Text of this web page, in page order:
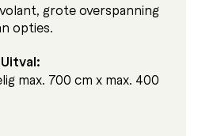
grote overspanning
opties.
max. 700 cm x max. 400